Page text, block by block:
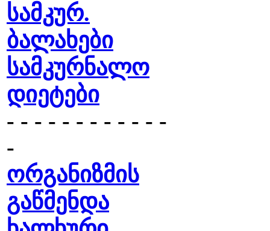
სამკურ.
ბალახები
სამკურნალო
დიეტები
- - - - - - - - - - - -
-
ორგანიზმის
გაწმენდა